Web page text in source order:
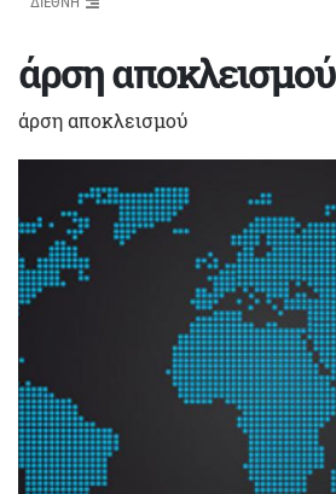
άρση αποκλεισμού
άρση αποκλεισμού